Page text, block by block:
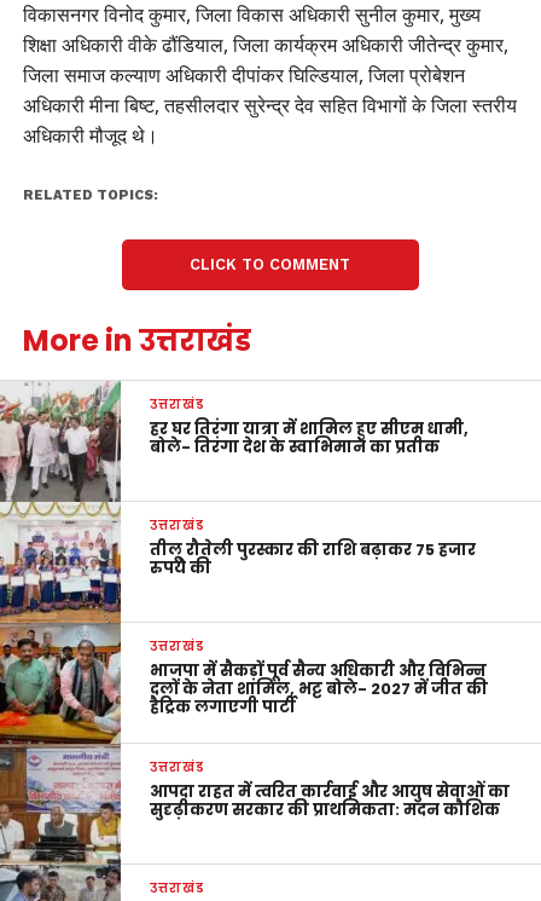
विकासनगर विनोद कुमार, जिला विकास अधिकारी सुनील कुमार, मुख्य
शिक्षा अधिकारी वीके ढौंडियाल, जिला कार्यक्रम अधिकारी जीतेन्द्र कुमार,
जिला समाज कल्याण अधिकारी दीपांकर घिल्डियाल, जिला प्रोबेशन
अधिकारी मीना बिष्ट, तहसीलदार सुरेन्द्र देव सहित विभागों के जिला स्तरीय
अधिकारी मौजूद थे।
RELATED TOPICS:
CLICK TO COMMENT
More in उत्तराखंड
उत्तराखंड
हर घर तिरंगा यात्रा में शामिल हुए सीएम धामी,
बोले- तिरंगा देश के स्वाभिमान का प्रतीक
उत्तराखंड
तीलू रौतेली पुरस्कार की राशि बढ़ाकर 75 हजार
रुपये की
उत्तराखंड
भाजपा में सैकड़ों पूर्व सैन्य अधिकारी और विभिन्न
दलों के नेता शामिल, भट्ट बोले- 2027 में जीत की
हैट्रिक लगाएगी पार्टी
उत्तराखंड
आपदा राहत में त्वरित कार्रवाई और आयुष सेवाओं का
सुदृढ़ीकरण सरकार की प्राथमिकता: मदन कौशिक
उत्तराखंड